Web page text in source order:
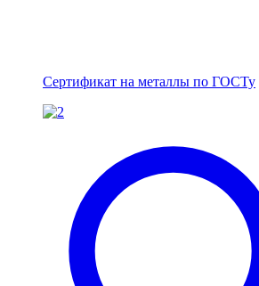
Сертификат на металлы по ГОСТу